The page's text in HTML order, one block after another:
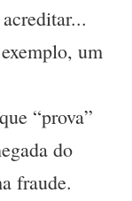
um
“prova”
do
fraude.